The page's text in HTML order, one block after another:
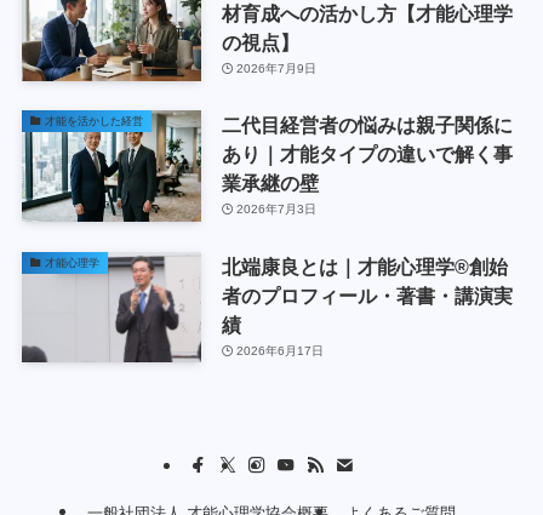
材育成への活かし方【才能心理学
の視点】
2026年7月9日
才能を活かした経営
二代目経営者の悩みは親子関係に
あり｜才能タイプの違いで解く事
業承継の壁
2026年7月3日
才能心理学
北端康良とは｜才能心理学®創始
者のプロフィール・著書・講演実
績
2026年6月17日